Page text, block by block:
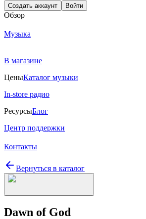
Создать аккаунт Войти
Обзор
Музыка
В магазине
ЦеныКаталог музыки
In-store радио
РесурсыБлог
Центр поддержки
Контакты
Вернуться в каталог
Dawn of God